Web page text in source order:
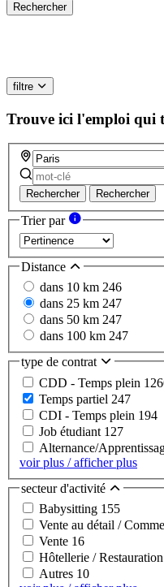
filtre
Trouve ici l'emploi qui
Rechercher Rechercher
Trier par
Distance
dans 10 km 246
dans 25 km 247
dans 50 km 247
dans 100 km 247
type de contrat
CDD - Temps plein
Temps partiel 247
CDI - Temps plein 194
Job étudiant 127
Alternance/
voir plus / afficher plus
secteur d'activité
Babysitting 155
Vente au détail /
Vente 16
Hôtellerie / Restauration
Autres 10